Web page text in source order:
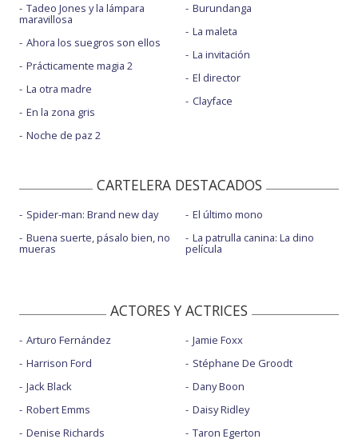
Tadeo Jones y la lámpara
maravillosa
Ahora los suegros son ellos
Prácticamente magia 2
La otra madre
En la zona gris
Noche de paz 2
Burundanga
La maleta
La invitación
El director
Clayface
CARTELERA DESTACADOS
Spider-man: Brand new day
Buena suerte, pásalo bien, no
mueras
El último mono
La patrulla canina: La dino
película
ACTORES Y ACTRICES
Arturo Fernández
Harrison Ford
Jack Black
Robert Emms
Denise Richards
Jamie Foxx
Stéphane De Groodt
Dany Boon
Daisy Ridley
Taron Egerton